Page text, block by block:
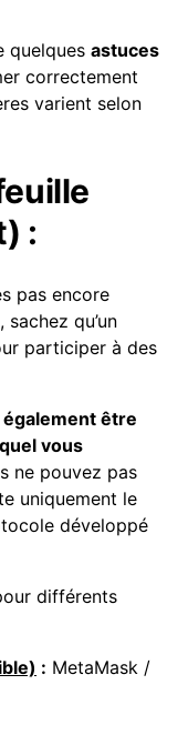
quelques astuces
correctement
varient selon
:
pas encore
qu’un
participer à des
être
vous
ne pouvez pas
uniquement le
développé
différents
: MetaMask /